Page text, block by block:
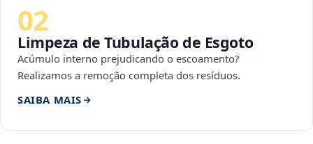
02
Limpeza de Tubulação de Esgoto
Acúmulo interno prejudicando o escoamento?
Realizamos a remoção completa dos resíduos.
SAIBA MAIS